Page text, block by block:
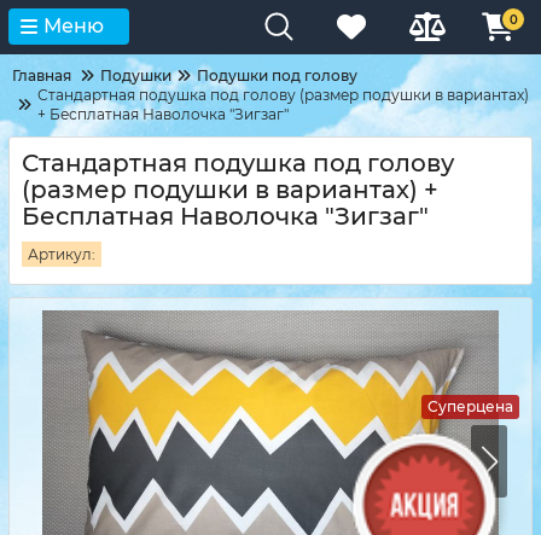
Меню 0
Главная Подушки
Подушки под голову
Стандартная подушка под голову (размер подушки в вариантах)
+ Бесплатная Наволочка "Зигзаг"
Стандартная подушка под голову
(размер подушки в вариантах) +
Бесплатная Наволочка "Зигзаг"
Артикул:
Суперцена